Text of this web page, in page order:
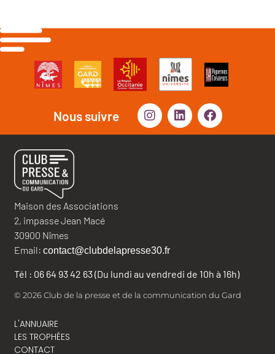
Nous suivre
Maison des Associations
2, impasse Jean Macé
30900 Nîmes
Email: contact@clubdelapresse30.fr
Tél : 06 64 93 42 63 (Du lundi au vendredi de 10h à 16h)
© 2026 Club de la presse et de la communication du Gard
L'ANNUAIRE
LES TROPHÉES
CONTACT